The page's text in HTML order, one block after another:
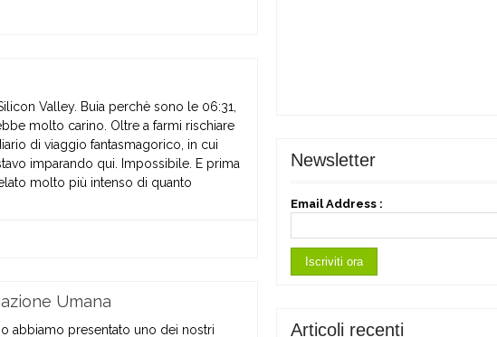
Valley. Buia perchè sono le 06:31,
molto carino. Oltre a farmi rischiare
di viaggio fantasmagorico, in cui
imparando qui. Impossibile. E prima
molto più intenso di quanto
Umana
abbiamo presentato uno dei nostri
Newsletter
Email Address :
Articoli recenti